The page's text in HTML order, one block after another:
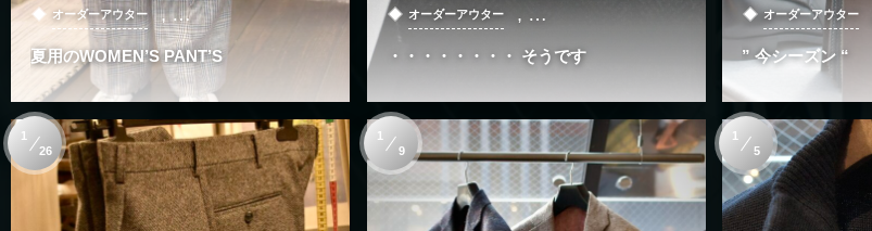
オーダーアウター , …
夏用のWOMEN’S PANT’S
オーダーアウター , …
・・・・・・・・ そうです
オーダーアウター
” 今シーズン “
1
26
1
9
1
5